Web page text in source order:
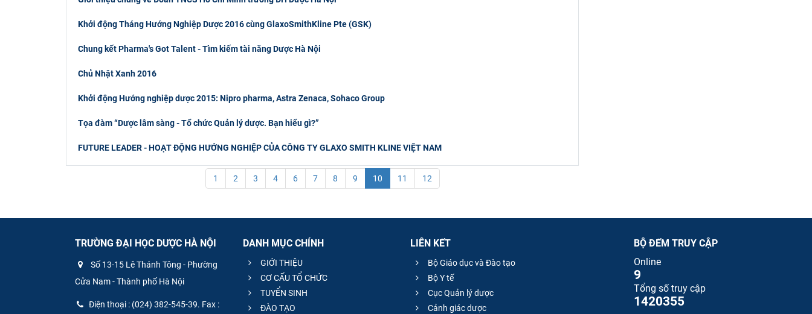
Khởi động Tháng Hướng Nghiệp Dược 2016 cùng GlaxoSmithKline Pte (GSK)
Chung kết Pharma's Got Talent - Tìm kiếm tài năng Dược Hà Nội
Chủ Nhật Xanh 2016
Khởi động Hướng nghiệp dược 2015: Nipro pharma, Astra Zenaca, Sohaco Group
Tọa đàm “Dược lâm sàng - Tổ chức Quản lý dược. Bạn hiểu gì?”
FUTURE LEADER - HOẠT ĐỘNG HƯỚNG NGHIỆP CỦA CÔNG TY GLAXO SMITH KLINE VIỆT NAM
1 2 3 4 6 7 8 9 10 11 12
TRƯỜNG ĐẠI HỌC DƯỢC HÀ NỘI
Số 13-15 Lê Thánh Tông - Phường
Cửa Nam - Thành phố Hà Nội
Điện thoại : (024) 382-545-39. Fax :
DANH MỤC CHÍNH
GIỚI THIỆU
CƠ CẤU TỔ CHỨC
TUYỂN SINH
ĐÀO TẠO
LIÊN KẾT
Bộ Giáo dục và Đào tạo
Bộ Y tế
Cục Quản lý dược
Cảnh giác dược
BỘ ĐẾM TRUY CẬP
Online
9
Tổng số truy cập
1420355